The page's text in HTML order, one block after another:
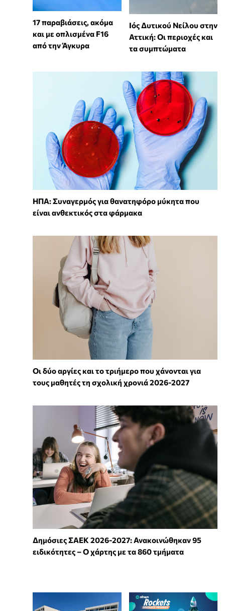
17 παραβιάσεις, ακόμα
και με οπλισμένα F16
από την Άγκυρα
Ιός Δυτικού Νείλου στην
Αττική: Οι περιοχές και
τα συμπτώματα
ΗΠΑ: Συναγερμός για θανατηφόρο μύκητα που
είναι ανθεκτικός στα φάρμακα
Οι δύο αργίες και το τριήμερο που χάνονται για
τους μαθητές τη σχολική χρονιά 2026-2027
Δημόσιες ΣΑΕΚ 2026-2027: Ανακοινώθηκαν 95
ειδικότητες – Ο χάρτης με τα 860 τμήματα